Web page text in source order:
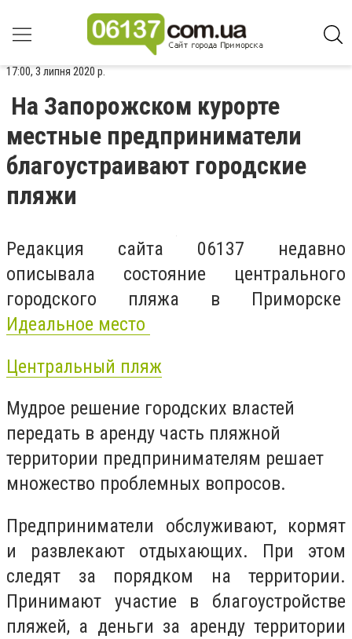
17:00, 3 липня 2020 р.
На Запорожском курорте
местные предприниматели
благоустраивают городские
пляжи
Редакция сайта 06137 недавно
описывала состояние центрального
городского пляжа в Приморске
Идеальное место
Центральный пляж
Мудрое решение городских властей
передать в аренду часть пляжной
территории предпринимателям решает
множество проблемных вопросов.
Предприниматели обслуживают, кормят
и развлекают отдыхающих. При этом
следят за порядком на территории.
Принимают участие в благоустройстве
пляжей, а деньги за аренду территории